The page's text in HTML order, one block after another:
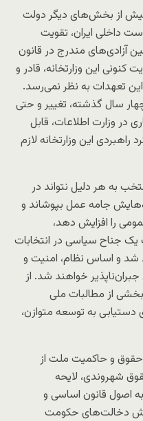
بیش از بخش‌‌های دیگر دولت
داخلی ایران، تقویت
آزادی‌های مندرج در قانون
کنونی این وزارتخانه، قادر و
تعهدات به نظر نمی‌رسد.
سال گذشته، تغییر و حتی
در وزارت اطلاعات، قابل
راهبردی این وزارتخانه لازم
به هر دلیل نتواند در
جامه عمل بپوشاند و
را افزایش دهد،
یک جناح سیاسی در انتخابات
شد و اساس نظام، امنیت و
خواهند شد. از
بخشی از مطالبات ملی
دستیابی به توسعه متوازن،
و حاکمیت ملت از
شهروندی، لایحه
اصول قانون اساسی و
دخالت‌های حکومت